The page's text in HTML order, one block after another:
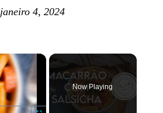
janeiro 4, 2024
×
Now Playing